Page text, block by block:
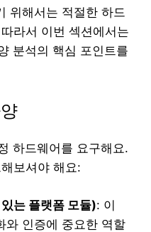
위해서는 적절한 하드
라서 이번 섹션에서는
분석의 핵심 포인트를
하드웨어를 요구해요.
보셔야 해요:
는 플랫폼 모듈): 이
와 인증에 중요한 역할